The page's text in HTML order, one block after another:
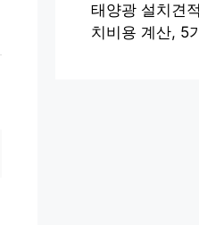
태양광 설치견
치비용 계산, 5